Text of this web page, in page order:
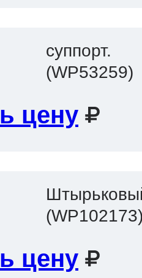
суппорт.
(WP53259)
цену
цену